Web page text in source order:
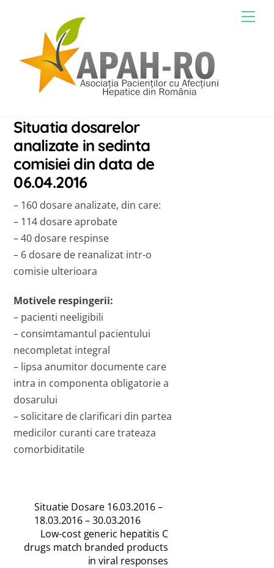
Situatia dosarelor
analizate in sedinta
comisiei din data de
06.04.2016
– 160 dosare analizate, din care:
– 114 dosare aprobate
– 40 dosare respinse
– 6 dosare de reanalizat intr-o
comisie ulterioara
Motivele respingerii:
– pacienti neeligibili
– consimtamantul pacientului
necompletat integral
– lipsa anumitor documente care
intra in componenta obligatorie a
dosarului
– solicitare de clarificari din partea
medicilor curanti care trateaza
comorbiditatile
Situatie Dosare 16.03.2016 –
18.03.2016 – 30.03.2016
Low-cost generic hepatitis C
drugs match branded products
in viral responses